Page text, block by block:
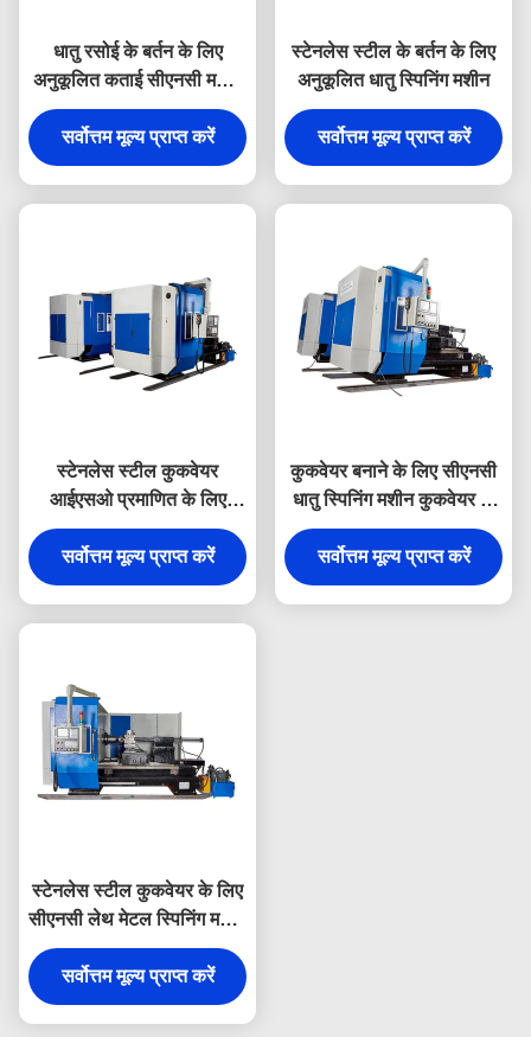
धातु रसोई के बर्तन के लिए
अनुकूलित कताई सीएनसी मशीन
रसोई के बर्तन के लिए कुकवेयर
सर्वोत्तम मूल्य प्राप्त करें
स्टेनलेस स्टील के बर्तन के लिए
अनुकूलित धातु स्पिनिंग मशीन
सर्वोत्तम मूल्य प्राप्त करें
स्टेनलेस स्टील कुकवेयर
आईएसओ प्रमाणित के लिए
स्वचालित सीएनसी धातु स्पिनिंग
मशीन
सर्वोत्तम मूल्य प्राप्त करें
कुकवेयर बनाने के लिए सीएनसी
धातु स्पिनिंग मशीन कुकवेयर के
लिए बर्तन
सर्वोत्तम मूल्य प्राप्त करें
स्टेनलेस स्टील कुकवेयर के लिए
सीएनसी लेथ मेटल स्पिनिंग मशीन
स्वचालित क्षैतिज
सर्वोत्तम मूल्य प्राप्त करें